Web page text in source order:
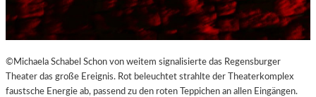
©Michaela Schabel Schon von weitem signalisierte das Regensburger
Theater das große Ereignis. Rot beleuchtet strahlte der Theaterkomplex
faustsche Energie ab, passend zu den roten Teppichen an allen Eingängen.